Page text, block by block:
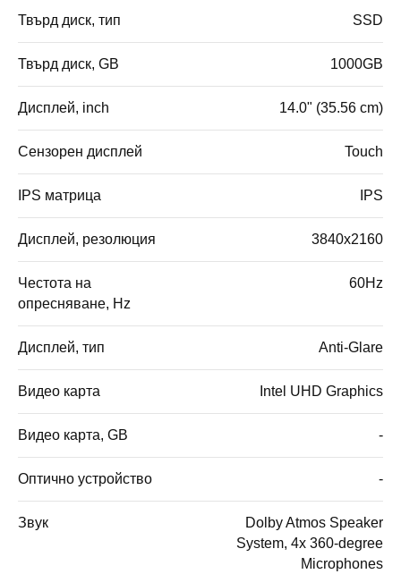
Твърд диск, тип SSD
Твърд диск, GB 1000GB
Дисплей, inch 14.0" (35.56 cm)
Сензорен дисплей Touch
IPS матрица IPS
Дисплей, резолюция 3840x2160
Честота на
опресняване, Hz
60Hz
Дисплей, тип Anti-Glare
Видео карта Intel UHD Graphics
Видео карта, GB -
Оптично устройство -
Звук
Dolby Atmos Speaker
System, 4x 360-degree
Microphones